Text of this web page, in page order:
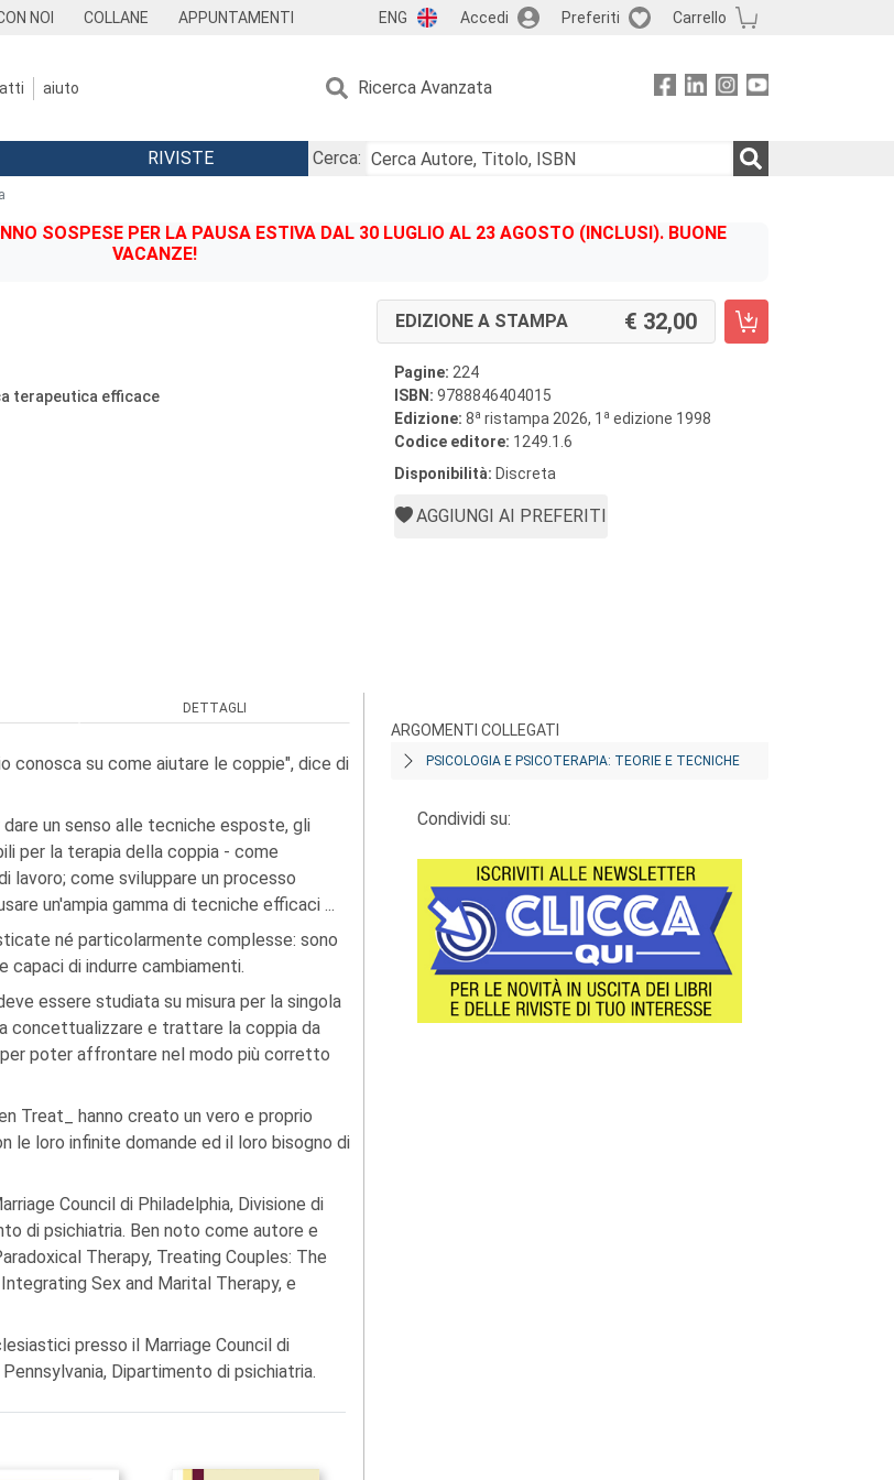
NOI COLLANE APPUNTAMENTI ENG Accedi Preferiti Carrello
aiuto Ricerca Avanzata
RIVISTE
Cerca:
SOSPESE PER LA PAUSA ESTIVA DAL 30 LUGLIO AL 23 AGOSTO (INCLUSI). BUONE
VACANZE!
terapeutica efficace
EDIZIONE A STAMPA 32,00
Pagine: 224
ISBN: 9788846404015
Edizione: 8a ristampa 2026, 1 a edizione 1998
Codice editore: 1249.1.6
Disponibilità: Discreta
AGGIUNGI AI PREFERITI
DETTAGLI
conosca su come aiutare le coppie", dice di
un senso alle tecniche esposte, gli
per la terapia della coppia - come
lavoro; come sviluppare un processo
un'ampia gamma di tecniche efficaci ...
né particolarmente complesse: sono
di indurre cambiamenti.
essere studiata su misura per la singola
concettualizzare e trattare la coppia da
poter affrontare nel modo più corretto
Treat_ hanno creato un vero e proprio
le loro infinite domande ed il loro bisogno di
Council di Philadelphia, Divisione di
di psichiatria. Ben noto come autore e
Therapy, Treating Couples: The
Sex and Marital Therapy, e
presso il Marriage Council di
Dipartimento di psichiatria.
ARGOMENTI COLLEGATI
PSICOLOGIA E PSICOTERAPIA: TEORIE E TECNICHE
Condividi su: